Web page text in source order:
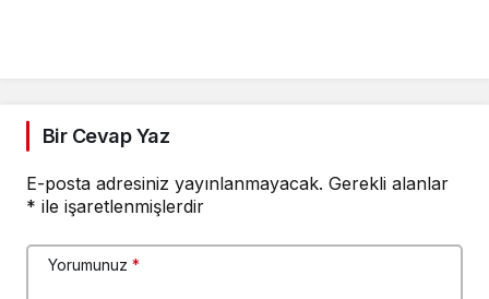
Bir Cevap Yaz
E-posta adresiniz yayınlanmayacak. Gerekli alanlar
* ile işaretlenmişlerdir
Yorumunuz *